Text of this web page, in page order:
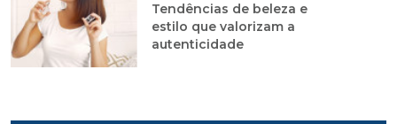
Tendências de beleza e
estilo que valorizam a
autenticidade